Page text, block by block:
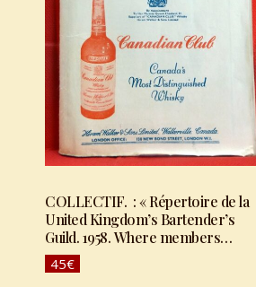
COLLECTIF. : « Répertoire de la
United Kingdom’s Bartender’s
Guild. 1958. Where members
work. »
45€